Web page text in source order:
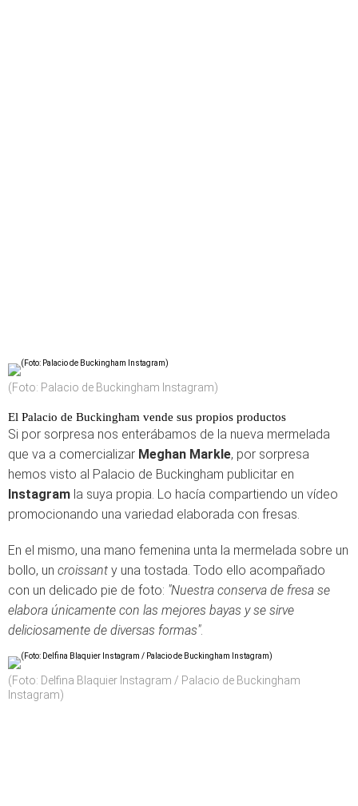
(Foto: Palacio de Buckingham Instagram)
El Palacio de Buckingham vende sus propios productos
Si por sorpresa nos enterábamos de la nueva mermelada
que va a comercializar Meghan Markle, por sorpresa
hemos visto al Palacio de Buckingham publicitar en
Instagram la suya propia. Lo hacía compartiendo un vídeo
promocionando una variedad elaborada con fresas.
En el mismo, una mano femenina unta la mermelada sobre un
bollo, un croissant y una tostada. Todo ello acompañado
con un delicado pie de foto: "Nuestra conserva de fresa se
elabora únicamente con las mejores bayas y se sirve
deliciosamente de diversas formas".
(Foto: Delfina Blaquier Instagram / Palacio de Buckingham
Instagram)